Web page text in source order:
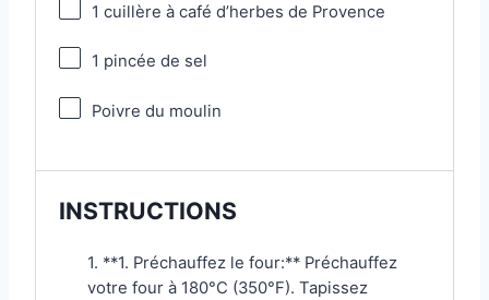
1 cuillère à café d’herbes de Provence
1 pincée de sel
Poivre du moulin
INSTRUCTIONS
1. **1. Préchauffez le four:** Préchauffez
votre four à 180°C (350°F). Tapissez